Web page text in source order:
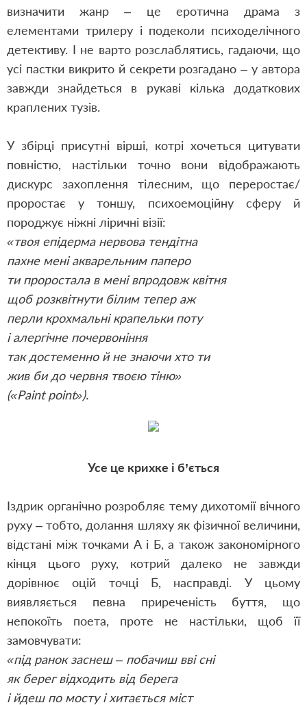
визначити жанр – це еротична драма з
елементами трилеру і подеколи психоделічного
детективу. І не варто розслаблятись, гадаючи, що
усі пастки викрито й секрети розгадано – у автора
завжди знайдеться в рукаві кілька додаткових
краплених тузів.
У збірці присутні вірші, котрі хочеться цитувати
повністю, настільки точно вони відображають
дискурс захоплення тілесним, що переростає/
проростає у тоншу, психоемоційну сферу й
породжує ніжні ліричні візії:
«твоя епідерма нервова тендітна
пахне мені акварельним паперо
ти проростала в мені впродовж квітня
щоб розквітнути білим тепер аж
перли крохмальні крапельки поту
і алергічне почервоніння
так достеменно й не знаючи хто ти
жив би до червня твоєю тіню»
(«Paint point»).
Усе це крихке і б’ється
Іздрик органічно розробляє тему дихотомії вічного
руху – тобто, долання шляху як фізичної величини,
відстані між точками А і Б, а також закономірного
кінця цього руху, котрий далеко не завжди
дорівнює оцій точці Б, насправді. У цьому
виявляється певна приреченість буття, що
непокоїть поета, проте не настільки, щоб її
замовчувати:
«під ранок заснеш – побачиш вві сні
як берег відходить від берега
і йдеш по мосту і хитається міст